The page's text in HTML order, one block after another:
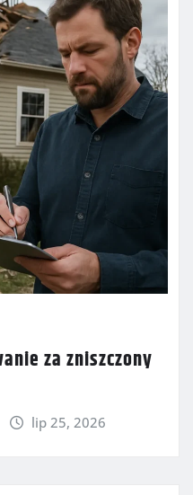
za zniszczony
lip 25, 2026